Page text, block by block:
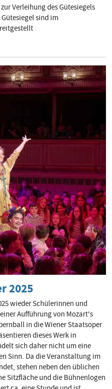
Verleihung des Gütesiegels
sind im
2025
wieder Schülerinnen und
Aufführung von Mozart's
in die Wiener Staatsoper
dieses Werk in
sich daher nicht um eine
Sinn. Da die Veranstaltung im
stehen neben den üblichen
Sitzfläche und die Bühnenlogen